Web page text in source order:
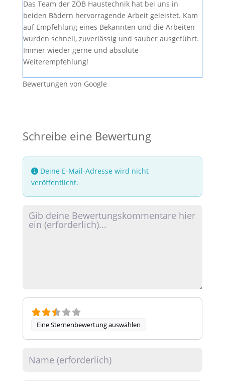
Das Team der ZÖB Haustechnik hat bei uns in
beiden Bädern hervorragende Arbeit geleistet. Kam
auf Empfehlung eines Bekannten und die Arbeiten
wurden schnell, zuverlässig und sauber ausgeführt.
Immer wieder gerne und absolute
Weiterempfehlung!
Bewertungen von Google
Schreibe eine Bewertung
Deine E-Mail-Adresse wird nicht
veröffentlicht.
Rezensionstext
Eine Sternenbewertung auswählen